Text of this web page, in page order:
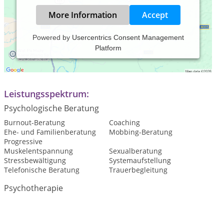
More Information Accept
Powered by Usercentrics Consent Management
Platform
Paartherapie, Einzeltherapie, Coaching
Spezialisierung: Systemische Therapie, Bindungstherapie
Leistungsspektrum:
Psychologische Beratung
Burnout-Beratung
Coaching
Ehe- und Familienberatung
Mobbing-Beratung
Progressive
Muskelentspannung
Sexualberatung
Stressbewältigung
Systemaufstellung
Telefonische Beratung
Trauerbegleitung
Psychotherapie